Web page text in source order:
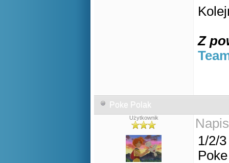
Z
Poke Polak
Użytkownik
1/2/